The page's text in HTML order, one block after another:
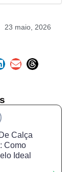
23 maio, 2026
Calça
Como
Ideal